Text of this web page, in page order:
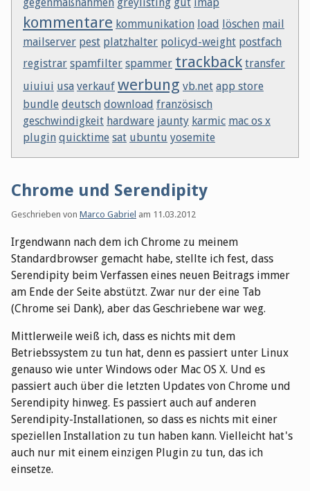
kommentare kommunikation load löschen mail
mailserver pest platzhalter policyd-weight postfach
registrar spamfilter spammer trackback transfer
uiuiui usa verkauf werbung vb.net app store
bundle deutsch download französisch
geschwindigkeit hardware jaunty karmic mac os x
plugin quicktime sat ubuntu yosemite
Chrome und Serendipity
Geschrieben von Marco Gabriel am 11.03.2012
Irgendwann nach dem ich Chrome zu meinem
Standardbrowser gemacht habe, stellte ich fest, dass
Serendipity beim Verfassen eines neuen Beitrags immer
am Ende der Seite abstützt. Zwar nur der eine Tab
(Chrome sei Dank), aber das Geschriebene war weg.
Mittlerweile weiß ich, dass es nichts mit dem
Betriebssystem zu tun hat, denn es passiert unter Linux
genauso wie unter Windows oder Mac OS X. Und es
passiert auch über die letzten Updates von Chrome und
Serendipity hinweg. Es passiert auch auf anderen
Serendipity-Installationen, so dass es nichts mit einer
speziellen Installation zu tun haben kann. Vielleicht hat's
auch nur mit einem einzigen Plugin zu tun, das ich
einsetze.